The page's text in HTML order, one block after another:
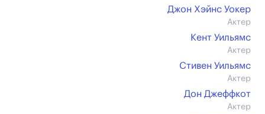
Джон Хэйнс Уокер
Актер
Кент Уильямс
Актер
Стивен Уильямс
Актер
Дон Джеффкот
Актер